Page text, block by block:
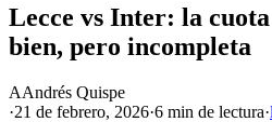
Lecce vs Inter: la
bien, pero incompleta
AAndrés Quispe
·21 de febrero, 2026·6 min de lectura·